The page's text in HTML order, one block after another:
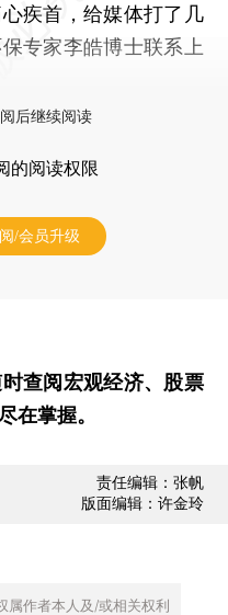
疾首，给媒体打了几
专家李皓博士联系上
后继续阅读
的阅读权限
/会员升级
时查阅宏观经济、股票
在掌握。
责任编辑：张帆
版面编辑：许金玲
属作者本人及/或相关权利